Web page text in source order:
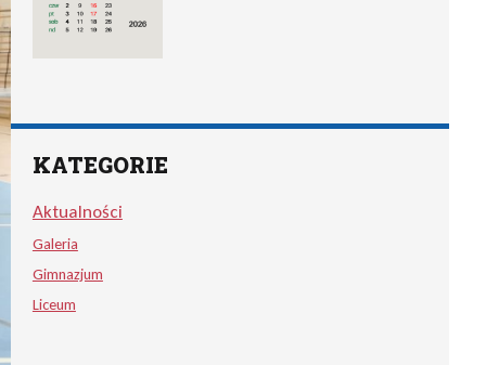
KATEGORIE
Aktualności
Galeria
Gimnazjum
Liceum